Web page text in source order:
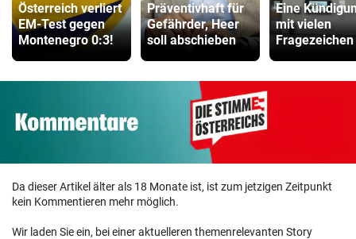
Österreich verliert
EM-Test gegen
Montenegro 0:3!
Präventivhaft für
Gefährder, Heer
soll abschieben
Eine
mit vielen
Fragezeichen
Da dieser Artikel älter als 18 Monate ist, ist zum jetzigen Zeitpunkt
kein Kommentieren mehr möglich.
Wir laden Sie ein, bei einer aktuelleren themenrelevanten Story